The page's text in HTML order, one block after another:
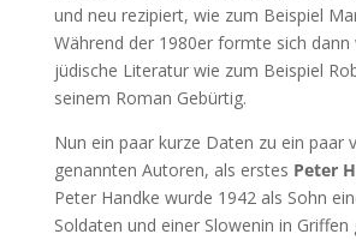
und neu rezipiert, wie zum Beispiel
Während der 1980er formte sich dann
jüdische Literatur wie zum Beispiel
seinem Roman Gebürtig.
Nun ein paar kurze Daten zu ein paar
genannten Autoren, als erstes Peter
Peter Handke wurde 1942 als Sohn
Soldaten und einer Slowenin in Griffen